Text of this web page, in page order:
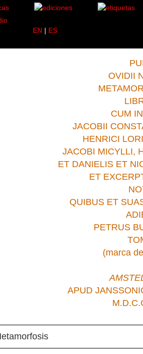
EN | ES
>Obras
OVIDII
CUM
JACOBII
HENRICI
JACOBI MICYLLI,
ET DANIELIS ET
ET
QUIBUS ET
PETRUS
(marca
APUD